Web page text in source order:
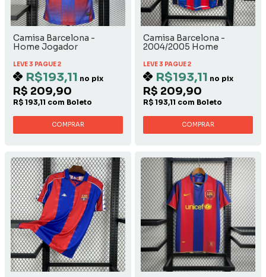
Camisa Barcelona -
Home Jogador
LEVE 3 PAGUE 2
R$193,11 no pix
R$ 209,90
R$ 193,11 com Boleto
COMPRAR
Camisa Barcelona -
2004/2005 Home
LEVE 3 PAGUE 2
R$193,11 no pix
R$ 209,90
R$ 193,11 com Boleto
COMPRAR